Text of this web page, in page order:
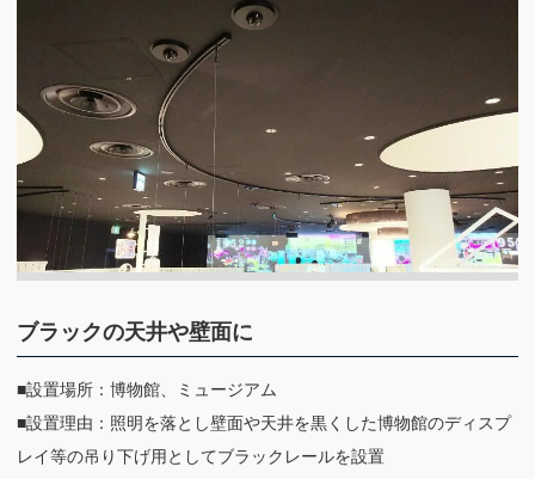
ブラックの天井や壁面に
■設置場所：博物館、ミュージアム
■設置理由：照明を落とし壁面や天井を黒くした博物館のディスプ
レイ等の吊り下げ用としてブラックレールを設置